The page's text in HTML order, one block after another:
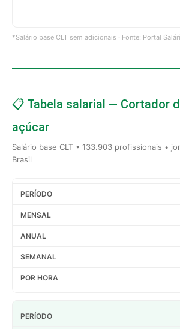
*Salário base CLT sem adicionais · Fonte: Portal
📋 Tabela salarial — Cortador
açúcar
Salário base CLT • 133.903 profissionais •
Brasil